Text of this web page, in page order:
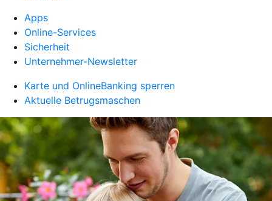
Apps
Online-Services
Sicherheit
Unternehmer-Newsletter
Karte und OnlineBanking sperren
Aktuelle Betrugsmaschen